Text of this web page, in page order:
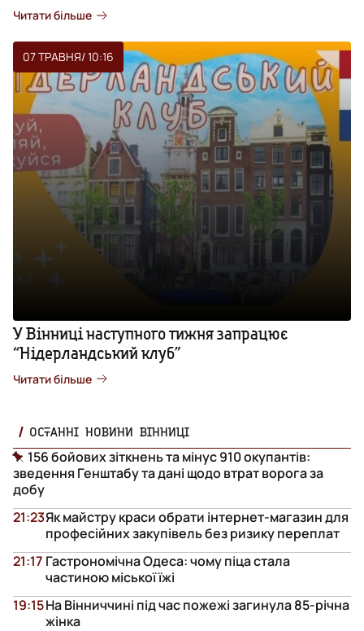
Читати більше
07 ТРАВНЯ/ 10:16
У Вінниці наступного тижня запрацює
“Нідерландський клуб”
Читати більше
ОСТАННІ НОВИНИ ВІННИЦІ
156 бойових зіткнень та мінус 910 окупантів:
зведення Генштабу та дані щодо втрат ворога за
добу
Як майстру краси обрати інтернет-магазин для
професійних закупівель без ризику переплат
21:23
Гастрономічна Одеса: чому піца стала
частиною міської їжі
21:17
На Вінниччині під час пожежі загинула 85-річна
жінка
19:15